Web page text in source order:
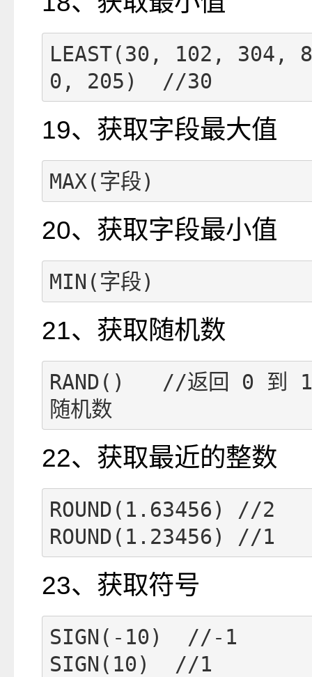
LEAST(30, 102, 304, 8
0, 205)  //30
19、获取字段最大值
MAX(字段)
20、获取字段最小值
MIN(字段)
21、获取随机数
RAND()   //返回 0 到
随机数
22、获取最近的整数
ROUND(1.63456) //2
ROUND(1.23456) //1
23、获取符号
SIGN(-10)  //-1
SIGN(10)  //1